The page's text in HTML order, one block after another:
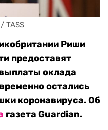
TASS
Риши
предоставят
оклада
остались
коронавируса. Об
газета Guardian.